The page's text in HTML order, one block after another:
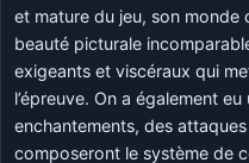
et mature du jeu, son monde
beauté picturale
exigeants et viscéraux qui
l’épreuve. On a également
enchantements, des
composeront le système de